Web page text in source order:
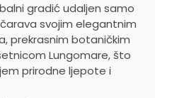
gradić udaljen samo
svojim elegantnim
prekrasnim botaničkim
Lungomare, što
prirodne ljepote i